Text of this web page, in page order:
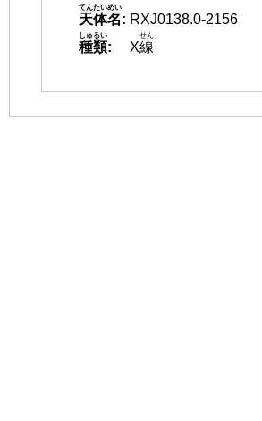
天体名
てんたいめい
: RXJ0138.0-2156
種類
しゅるい
: X線
せん